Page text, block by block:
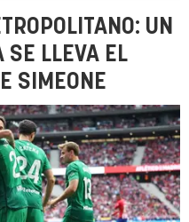
UN
SE LLEVA EL
SIMEONE